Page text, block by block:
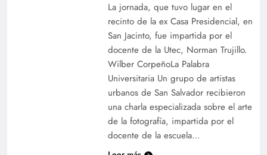
La jornada, que tuvo lugar en el
recinto de la ex Casa Presidencial, en
San Jacinto, fue impartida por el
docente de la Utec, Norman Trujillo.
Wilber CorpeñoLa Palabra
Universitaria Un grupo de artistas
urbanos de San Salvador recibieron
una charla especializada sobre el arte
de la fotografía, impartida por el
docente de la escuela…